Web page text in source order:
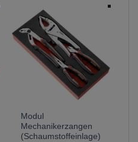
Modul
Mechanikerzangen
(Schaumstoffeinlage)